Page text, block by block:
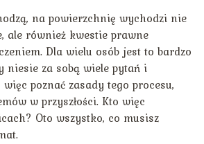
na powierzchnię wychodzi nie
ale również kwestie prawne
Dla wielu osób jest to bardzo
niesie za sobą wiele pytań i
poznać zasady tego procesu,
w przyszłości. Kto więc
Oto wszystko, co musisz